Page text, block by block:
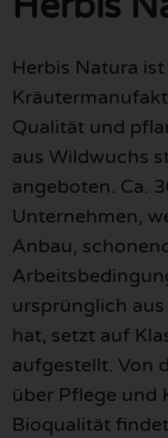
Herbis Natura
Qualität und
aus Wildwuchs
angeboten. Ca.
Unternehmen,
Anbau,
ursprünglich
hat, setzt auf
aufgestellt. Von
über Pflege und
Bioqualität